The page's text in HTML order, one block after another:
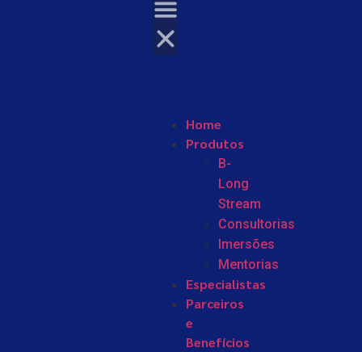
Home
Produtos
B-
Long
Stream
Consultorias
Imersões
Mentorias
Especialistas
Parceiros
e
Benefícios